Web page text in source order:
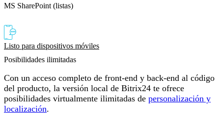
MS SharePoint (listas)
Listo para dispositivos móviles
Posibilidades ilimitadas
Con un acceso completo de front-end y back-end al código
del producto, la versión local de Bitrix24 te ofrece
posibilidades virtualmente ilimitadas de personalización y
localización.